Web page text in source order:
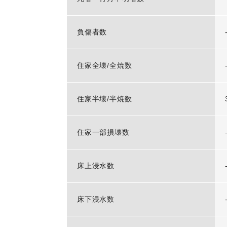
負傷者数 -
住家全壊/全焼数 -
住家半壊/半焼数
住家一部損壊数 -
床上浸水数 -
床下浸水数 -